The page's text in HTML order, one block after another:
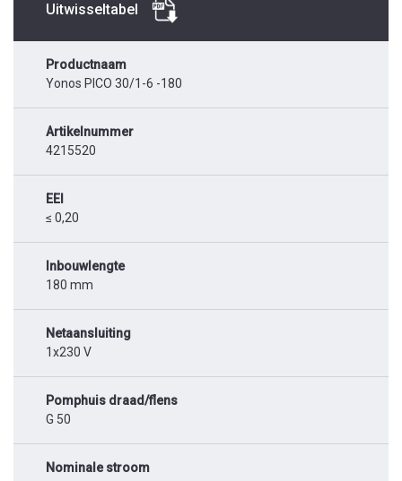
Uitwisseltabel
Productnaam
Yonos PICO 30/1-6 -180
Artikelnummer
4215520
EEI
≤ 0,20
Inbouwlengte
180 mm
Netaansluiting
1x230 V
Pomphuis draad/flens
G 50
Nominale stroom